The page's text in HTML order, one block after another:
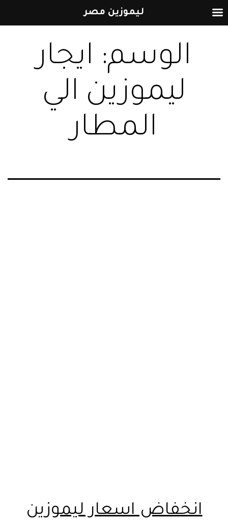
إلى
المحتوىالوسم: ايجار
ليموزين الي
المطار
انخفاض اسعار ليموزين
ليموزين مصر